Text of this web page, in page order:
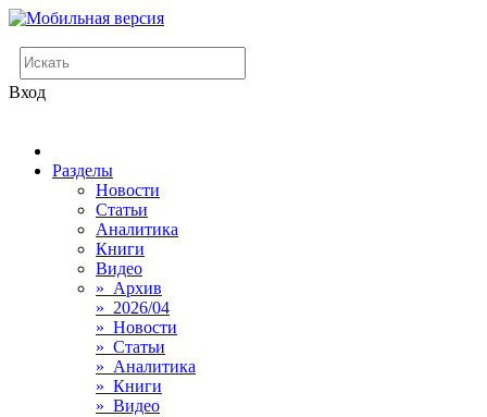
Вход
Разделы
Новости
Статьи
Аналитика
Книги
Видео
» Архив
» 2026/04
» Новости
» Статьи
» Аналитика
» Книги
» Видео